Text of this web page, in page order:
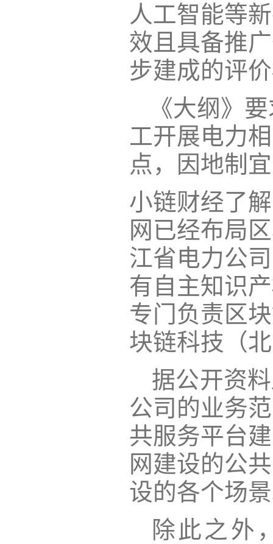
人工智能等
效且具备推
步建成的评
《大纲》要
工开展电力
点，因地制
小链财经了
网已经布局
江省电力公
有自主知识
专门负责区
块链科技（
据公开资
公司的业务
共服务平台
网建设的公
设的各个场
除此之外